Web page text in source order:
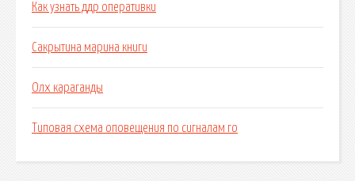
Как узнать ддр оперативки
Сакрытина марина книги
Олх караганды
Типовая схема оповещения по сигналам го